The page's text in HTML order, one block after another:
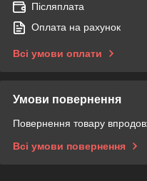
Післяплата
Оплата на рахунок
Всі умови оплати
Умови повернення
Повернення товару
Всі умови повернення